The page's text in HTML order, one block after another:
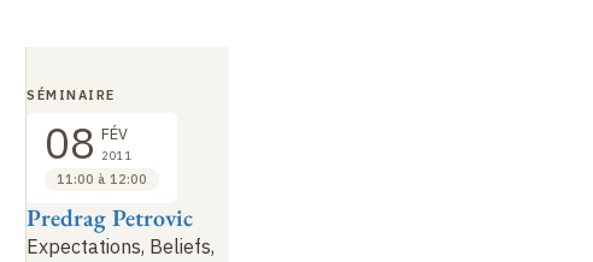
Expectations, Beliefs,
Predrag Petrovic
SÉMINAIRE
08 FÉV
2011
11:00 à 12:00